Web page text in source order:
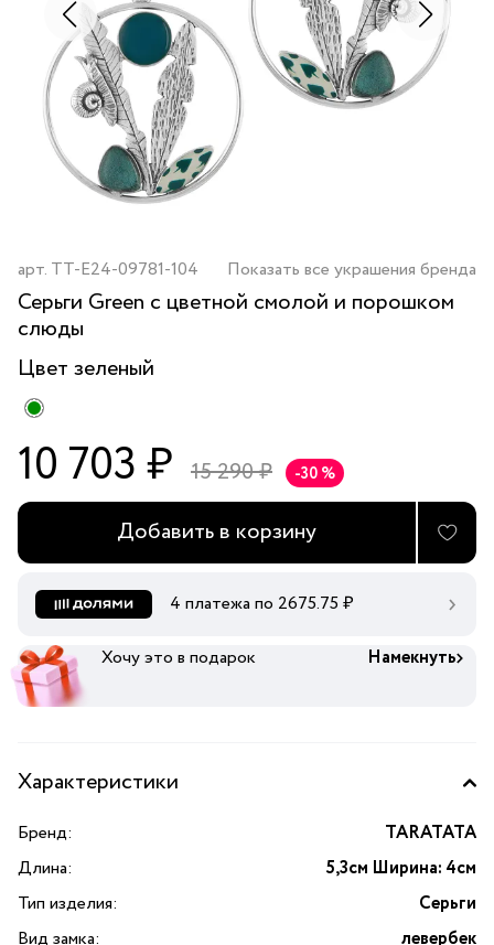
арт. TT-E24-09781-104 Показать все украшения бренда
Серьги Green с цветной смолой и порошком
слюды
Цвет зеленый
10 703 ₽ 15 290 ₽ -30 %
Добавить в корзину
4 платежа по 2675.75 ₽
Хочу это в подарок Намекнуть
Характеристики
Бренд:
TARATATA
Длина:
5,3см Ширина: 4см
Тип изделия:
Серьги
Вид замка:
левербек